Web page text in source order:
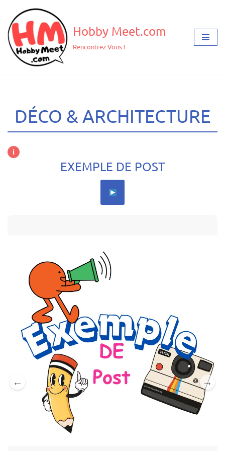
Aller
au
contenu
Hobby Meet.com
Rencontrez Vous !
DÉCO & ARCHITECTURE
i
EXEMPLE DE POST